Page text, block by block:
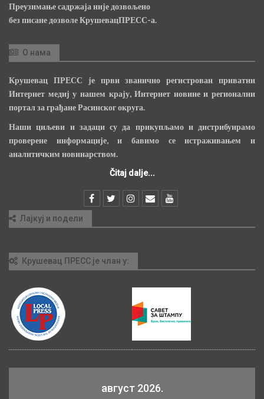
Преузимање садржаја није дозвољено
без писане дозволе КрушевацПРЕСС-а.
О нама
Крушевац ПРЕСС је први званично регистрован приватни
Интернет медиј у нашем крају, Интернет новине и регионални
портал за грађане Расинског округа.
Наши циљеви и задаци су да прикупљамо и дистрибуирамо
проверене информације, и бавимо се истраживањем и
аналитичким новинарством.
Čitaj dalje...
Лајкуј и подели
Крушевац ПРЕСС је члан у:
август 2026.